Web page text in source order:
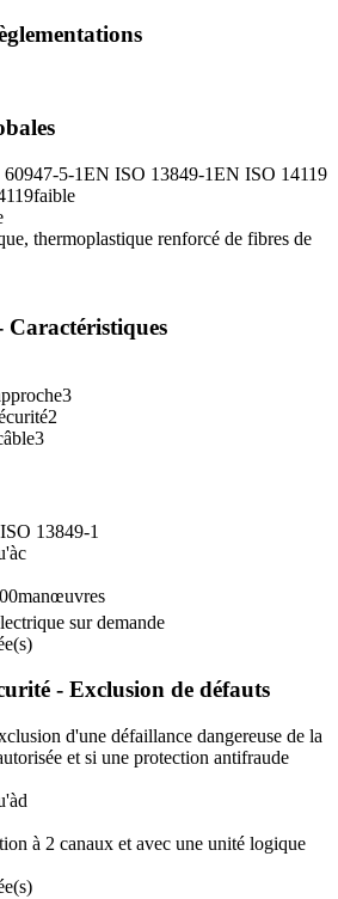
5-1EN ISO 13849-1EN ISO 14119
faible
thermoplastique renforcé de fibres de
Caractéristiques
3
2
3
13849-1
c
manœuvres
sur demande
- Exclusion de défauts
d'une défaillance dangereuse de la
et si une protection antifraude
d
à 2 canaux et avec une unité logique